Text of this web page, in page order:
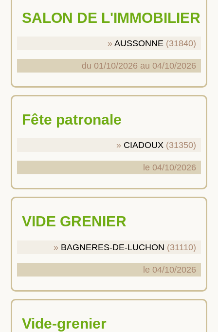
SALON DE L'IMMOBILIER
AUSSONNE (31840)
du 01/10/2026 au 04/10/2026
Fête patronale
CIADOUX (31350)
le 04/10/2026
VIDE GRENIER
BAGNERES-DE-LUCHON (31110)
le 04/10/2026
Vide-grenier